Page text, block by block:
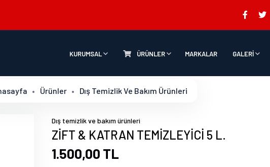
KURUMSAL ÜRÜNLER MARKALAR GALERİ
Ürünler Dış Temizlik Ve Bakım Ürünleri
Dış temizlik ve bakım ürünleri
ZİFT & KATRAN TEMİZLEYİCİ 5 L.
1.500,00 TL